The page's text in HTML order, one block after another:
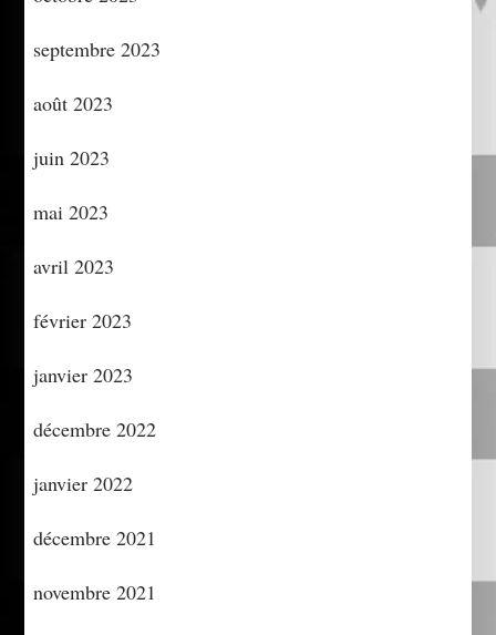
septembre 2023
août 2023
juin 2023
mai 2023
avril 2023
février 2023
janvier 2023
décembre 2022
janvier 2022
décembre 2021
novembre 2021